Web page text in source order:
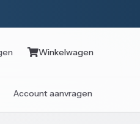
Winkelwagen
Account aanvragen